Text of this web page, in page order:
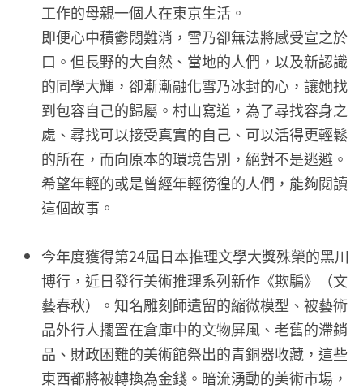
工作的母親一個人在東京生活。
即便心中積鬱悶難消，雪乃卻無法將感受宣之於
口。但長野的大自然、當地的人們，以及新認識
的同學大輝，卻漸漸融化雪乃冰封的心，讓她找
到包容自己的歸屬。村山寫道，為了尋找容身之
處、尋找可以接受真實的自己、可以活得更輕鬆
的所在，而向原本的環境告別，絕對不是逃避。
希望年輕的或是曾經年輕徬徨的人們，能夠閱讀
這個故事。
今年度獲得第24屆日本推理文學大獎殊榮的黑川
博行，近日發行美術推理系列新作《欺騙》（文
藝春秋）。知名雕刻師遺留的縮微模型、被藝術
品外行人擱置在倉庫中的文物屏風、老舊的滯銷
品、財政困難的美術館祭出的青銅器收藏，這些
東西都將被轉換為金錢。暗流湧動的美術市場，